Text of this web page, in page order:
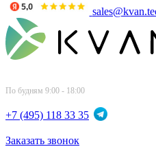
По будням 9:00 - 18:00
+7 (495) 118 33 35
Заказать звонок